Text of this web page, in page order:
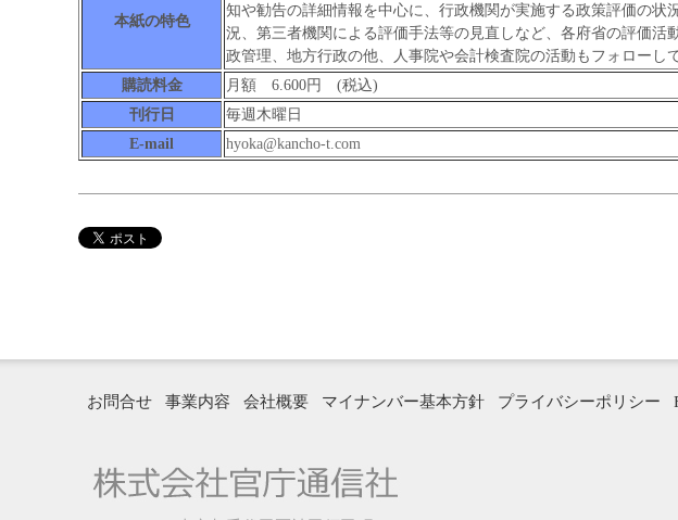
本紙の特色
知や勧告の詳細情報を中心に、行政機関が実施する政策評価の状
況、第三者機関による評価手法等の見直しなど、各府省の評価活
政管理、地方行政の他、人事院や会計検査院の活動もフォローし
購読料金
月額 6.600円 (税込)
刊行日
毎週木曜日
E-mail
hyoka@kancho-t.com
お問合せ 事業内容 会社概要 マイナンバー基本方針 プライバシーポリシー